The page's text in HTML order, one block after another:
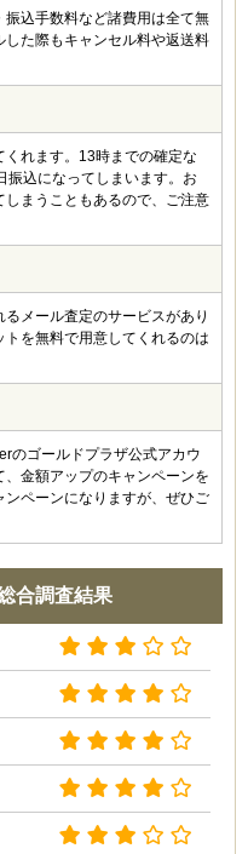
5
ブレスレットを売りました。
いましたが、このお店が一番
リとか面倒でできないです
5
自宅に祖母から譲り受けた宝
分では使わないなと思い、買
を利用しましたが、待つこと
ので、使っていなかった指輪
もらいました！私が利用した
ンペーンが行われていたの
取額がアップしてラッキーで
込手数料など諸費用は全て無
た際もキャンセル料や返送料
れます。13時までの確定な
振込になってしまいます。お
まうこともあるので、ご注意
メール査定のサービスがあり
を無料で用意してくれるのは
のゴールドプラザ公式アカウ
金額アップのキャンペーンを
ペーンになりますが、ぜひご
合調査結果